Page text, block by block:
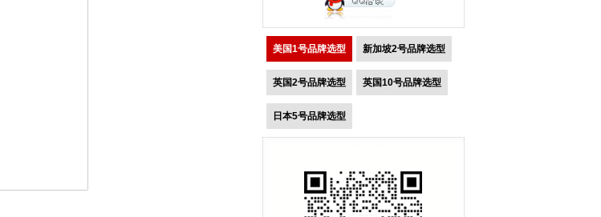
美国1号品牌选型 新加坡2号品牌选型
英国2号品牌选型 英国10号品牌选型
日本5号品牌选型